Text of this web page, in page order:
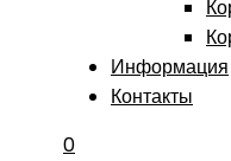
Информация
Контакты
0